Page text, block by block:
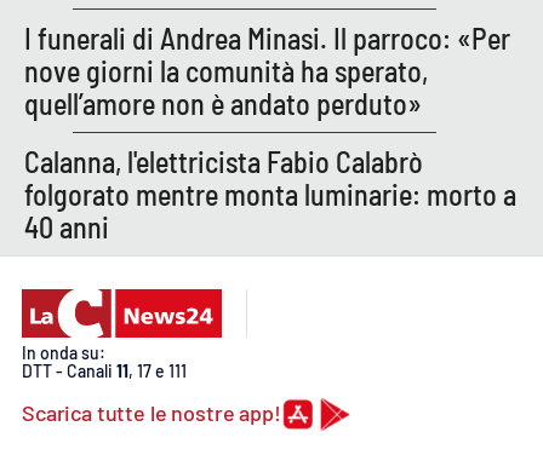
LA
CALABRIAVISIONE
Destinazioni
Eventi
Storie
LAC
NETWORK
I funerali di Andrea Minasi. Il parroco: «Per
nove giorni la comunità ha sperato,
quell’amore non è andato perduto»
Calanna, l'elettricista Fabio Calabrò
folgorato mentre monta luminarie: morto a
40 anni
In onda su:
DTT - Canali 11, 17 e 111
Scarica tutte le nostre app!